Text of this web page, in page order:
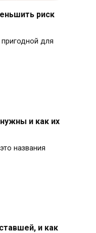
риск
для
и как их
названия
и как